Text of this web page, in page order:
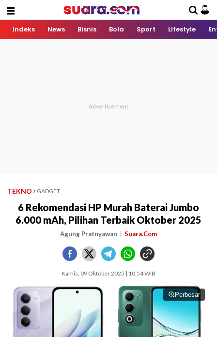
Indeks News Bisnis Bola Sport Lifestyle
TEKNO / GADGET
6 Rekomendasi HP Murah Baterai Jumbo
6.000 mAh, Pilihan Terbaik Oktober 2025
Agung Pratnyawan Suara.Com
Kamis, 09 Oktober 2025 | 10:54 WIB
Perbesar